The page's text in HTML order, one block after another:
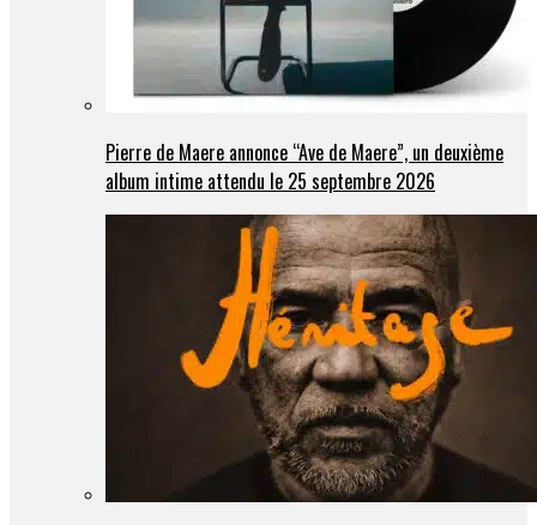
Pierre de Maere annonce “Ave de Maere”, un deuxième
album intime attendu le 25 septembre 2026